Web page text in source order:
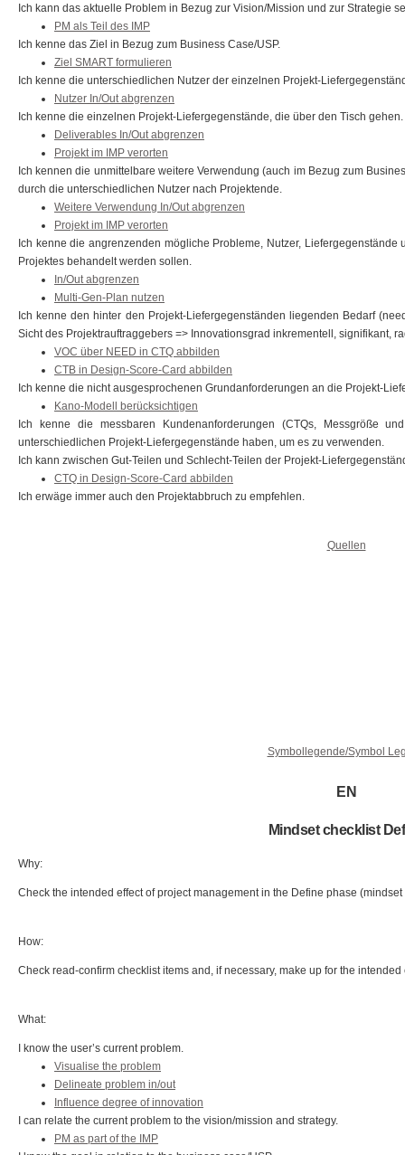
Ich kann das aktuelle Problem in Bezug zur Vision/Mission und zur Strategie
PM als Teil des IMP
Ich kenne das Ziel in Bezug zum Business Case/USP.
Ziel SMART formulieren
Ich kenne die unterschiedlichen Nutzer der einzelnen Projekt-
Nutzer In/Out abgrenzen
Ich kenne die einzelnen Projekt-Liefergegenstände, die über den Tisch gehen.
Deliverables In/Out abgrenzen
Projekt im IMP verorten
Ich kennen die unmittelbare weitere Verwendung (auch im Bezug zum
durch die unterschiedlichen Nutzer nach Projektende.
Weitere Verwendung In/Out abgrenzen
Projekt im IMP verorten
Ich kenne die angrenzenden mögliche Probleme, Nutzer,
Projektes behandelt werden sollen.
In/Out abgrenzen
Multi-Gen-Plan nutzen
Ich kenne den hinter den Projekt-Liefergegenständen liegenden Bedarf
Sicht des Projektrauftraggebers => Innovationsgrad inkrementell, signifikant,
VOC über NEED in CTQ abbilden
CTB in Design-Score-Card abbilden
Ich kenne die nicht ausgesprochenen Grundanforderungen an die Projekt-
Kano-Modell berücksichtigen
Ich kenne die messbaren Kundenanforderungen (CTQs, Messgröße
unterschiedlichen Projekt-Liefergegenstände haben, um es zu verwenden.
Ich kann zwischen Gut-Teilen und Schlecht-Teilen der Projekt-
CTQ in Design-Score-Card abbilden
Ich erwäge immer auch den Projektabbruch zu empfehlen.
Quellen
Symbollegende/Symbol
EN
Mindset checklist
Why:
Check the intended effect of project management in the Define phase
How:
Check read-confirm checklist items and, if necessary, make up for the
What:
I know the user’s current problem.
Visualise the problem
Delineate problem in/out
Influence degree of innovation
I can relate the current problem to the vision/mission and strategy.
PM as part of the IMP